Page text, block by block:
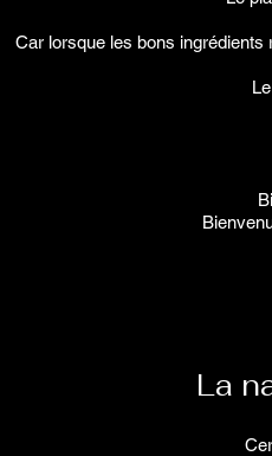
Car lorsque les bons ingrédients
La